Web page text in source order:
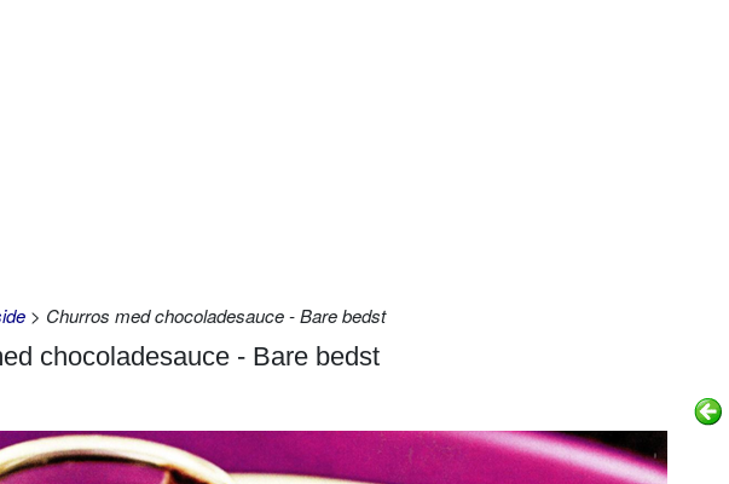
> Churros med chocoladesauce - Bare bedst
chocoladesauce - Bare bedst